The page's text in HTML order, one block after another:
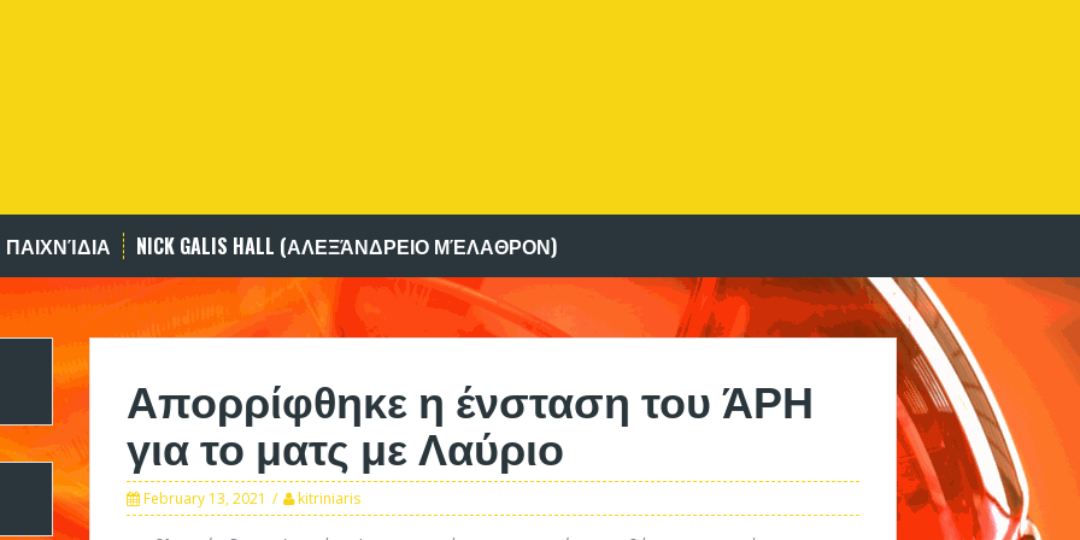
NICK GALIS HALL (ΑΛΕΞΆΝΔΡΕΙΟ ΜΈΛΑΘΡΟΝ)
Απορρίφθηκε η ένσταση του ΆΡΗ
για το ματς με Λαύριο
February 13, 2021 kitriniaris